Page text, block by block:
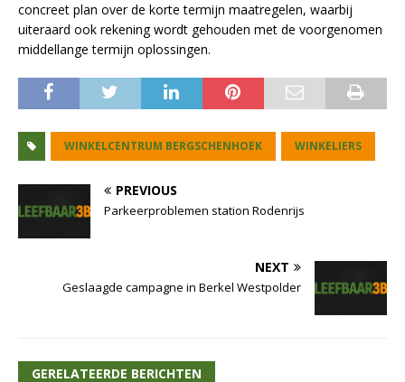
concreet plan over de korte termijn maatregelen, waarbij
uiteraard ook rekening wordt gehouden met de voorgenomen
middellange termijn oplossingen.
WINKELCENTRUM BERGSCHENHOEK WINKELIERS
PREVIOUS
Parkeerproblemen station Rodenrijs
NEXT
Geslaagde campagne in Berkel Westpolder
GERELATEERDE BERICHTEN